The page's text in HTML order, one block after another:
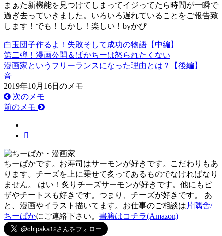
まぁた新機能を見つけてしまってイジってたら時間が一瞬で
過ぎ去っていきました。いろいろ遅れていることをご報告致
します！でも！しかし！楽しい！byかぴ
白玉団子作るよ！失敗そして成功の物語【中編】
第二弾！漫画公開＆ぱかちーは怒られたくない
漫画家というフリーランスになった理由とは？【後編】
音
2019年10月16日のメモ
次のメモ
前のメモ
ちーぱかです。お寿司はサーモンが好きです。こだわりもあ
ります。チーズを上に乗せて炙ってあるものでなければなり
ません。 はい！炙りチーズサーモンが好きです。他にもピ
ザやチートスも好きです。つまり、チーズが好きです。 あ
と、漫画やイラスト描いてます。お仕事のご相談は 片隅舎/
ちーぱかにご連絡下さい。 書籍はコチラ(Amazon)